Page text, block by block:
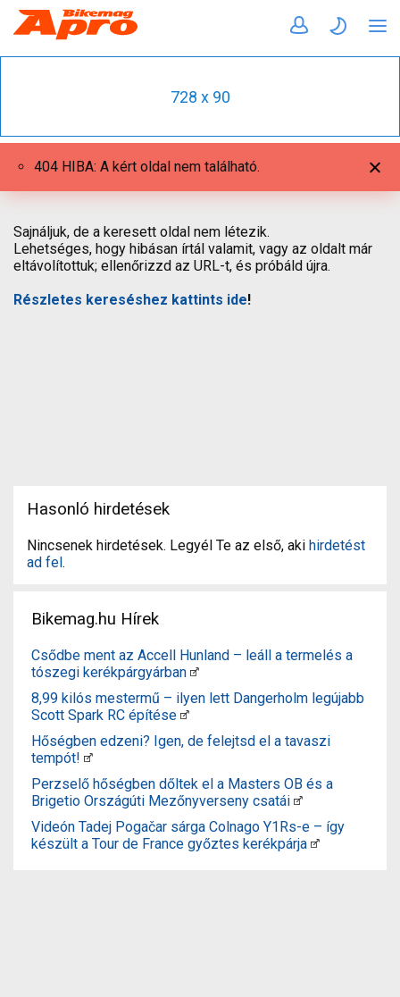
728 x 90
404 HIBA: A kért oldal nem található.
Sajnáljuk, de a keresett oldal nem létezik.
Lehetséges, hogy hibásan írtál valamit, vagy az oldalt már
eltávolítottuk; ellenőrizzd az URL-t, és próbáld újra.
Részletes kereséshez kattints ide!
Hasonló hirdetések
Nincsenek hirdetések. Legyél Te az első, aki hirdetést
ad fel.
Bikemag.hu Hírek
Csődbe ment az Accell Hunland – leáll a termelés a
tószegi kerékpárgyárban
8,99 kilós mestermű – ilyen lett Dangerholm legújabb
Scott Spark RC építése
Hőségben edzeni? Igen, de felejtsd el a tavaszi
tempót!
Perzselő hőségben dőltek el a Masters OB és a
Brigetio Országúti Mezőnyverseny csatái
Videón Tadej Pogačar sárga Colnago Y1Rs-e – így
készült a Tour de France győztes kerékpárja